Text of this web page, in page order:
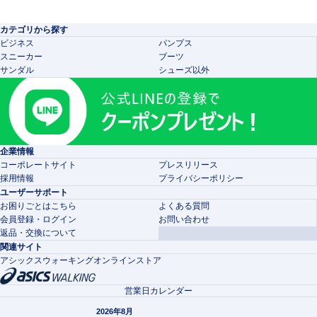
カテゴリから探す
ビジネス
パンプス
スニーカー
ブーツ
サンダル
シューズ以外
企業情報
コーポレートサイト
プレスリリース
採用情報
プライバシーポリシー
ユーザーサポート
お困りごとはこちら
よくある質問
会員登録・ログイン
お問い合わせ
返品・交換について
関連サイト
アシックスウォーキングオンラインストア
営業日カレンダー
2026年8月